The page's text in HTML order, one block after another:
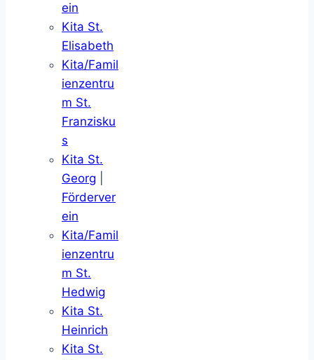
ein
Kita St.
Elisabeth
Kita/Famil
ienzentru
m St.
Franzisku
s
Kita St.
Georg
Förderver
ein
Kita/Famil
ienzentru
m St.
Hedwig
Kita St.
Heinrich
Kita St.